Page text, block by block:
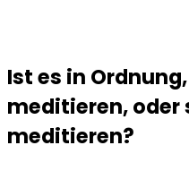
Ist es in
meditieren, oder
meditieren?